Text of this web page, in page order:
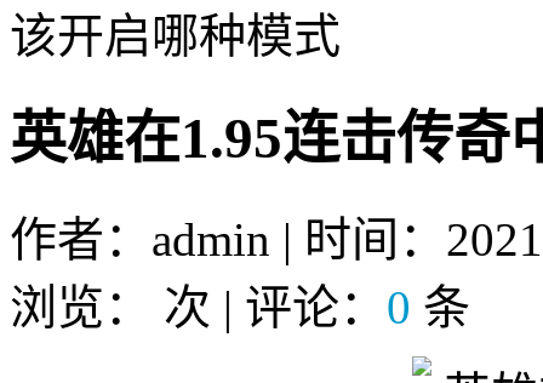
该开启哪种模式
英雄在1.95连击传奇
作者：admin | 时间：
浏览：
次 | 评论： 0 条